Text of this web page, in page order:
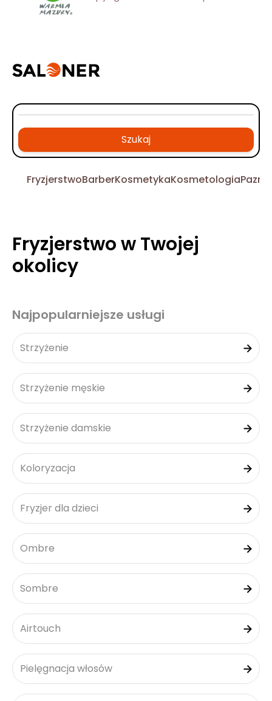
Szukaj
FryzjerstwoBarberKosmetykaKosmetologia
Fryzjerstwo w Twojej
okolicy
Najpopularniejsze usługi
Strzyżenie
Strzyżenie męskie
Strzyżenie damskie
Koloryzacja
Fryzjer dla dzieci
Ombre
Sombre
Airtouch
Pielęgnacja włosów